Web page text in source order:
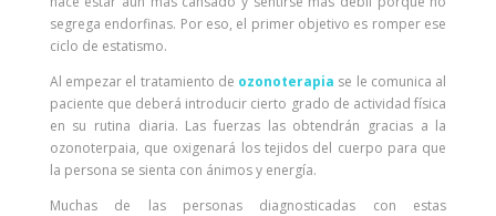
segrega endorfinas. Por eso, el primer objetivo es romper ese
ciclo de estatismo.
Al empezar el tratamiento de ozonoterapia se le comunica al
paciente que deberá introducir cierto grado de actividad física
en su rutina diaria. Las fuerzas las obtendrán gracias a la
ozonoterpaia, que oxigenará los tejidos del cuerpo para que
la persona se sienta con ánimos y energía.
Muchas de las personas diagnosticadas con estas